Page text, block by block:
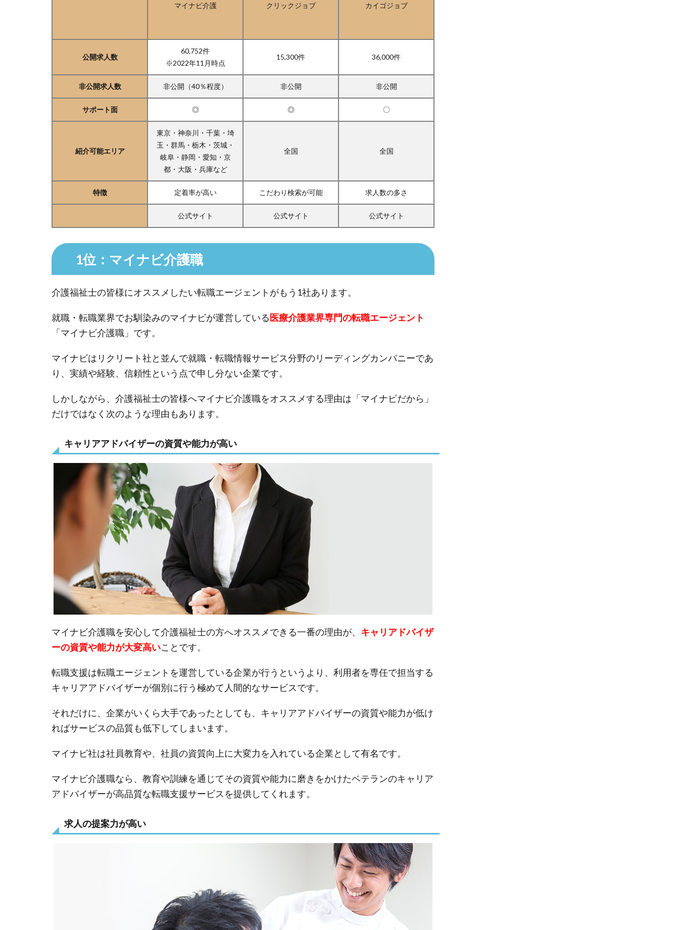
マイナビ介護 クリックジョブ カイゴジョブ
公開求人数
60,752件
※2022年11月時点
15,300件 36,000件
非公開求人数 非公開（40％程度） 非公開 非公開
サポート面 ◎ ◎ 〇
紹介可能エリア
東京・神奈川・千葉・埼
玉・群馬・栃木・茨城・
岐阜・静岡・愛知・京
都・大阪・兵庫など
全国 全国
特徴 定着率が高い こだわり検索が可能 求人数の多さ
公式サイト 公式サイト 公式サイト
1位：マイナビ介護職
介護福祉士の皆様にオススメしたい転職エージェントがもう1社あります。
就職・転職業界でお馴染みのマイナビが運営している医療介護業界専門の転職エージェント
「マイナビ介護職」です。
マイナビはリクリート社と並んで就職・転職情報サービス分野のリーディングカンパニーであ
り、実績や経験、信頼性という点で申し分ない企業です。
しかしながら、介護福祉士の皆様へマイナビ介護職をオススメする理由は「マイナビだから」
だけではなく次のような理由もあります。
キャリアアドバイザーの資質や能力が高い
マイナビ介護職を安心して介護福祉士の方へオススメできる一番の理由が、 キャリアドバイザ
ーの資質や能力が大変高いことです。
転職支援は転職エージェントを運営している企業が行うというより、利用者を専任で担当する
キャリアアドバイザーが個別に行う極めて人間的なサービスです。
それだけに、企業がいくら大手であったとしても、キャリアアドバイザーの資質や能力が低け
ればサービスの品質も低下してしまいます。
マイナビ社は社員教育や、社員の資質向上に大変力を入れている企業として有名です。
マイナビ介護職なら、教育や訓練を通じてその資質や能力に磨きをかけたベテランのキャリア
アドバイザーが高品質な転職支援サービスを提供してくれます。
求人の提案力が高い